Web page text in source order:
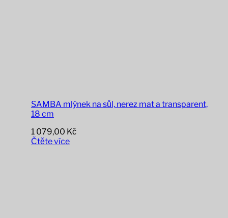
SAMBA mlýnek na sůl, nerez mat a transparent,
18 cm
1 079,00 Kč
Čtěte více